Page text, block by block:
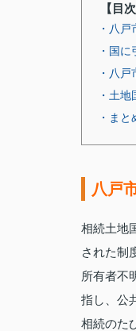
【目次
・八
・国
・八
・土
・まと
八戸
相続土地
された制
所有者不
指し、公
相続のた